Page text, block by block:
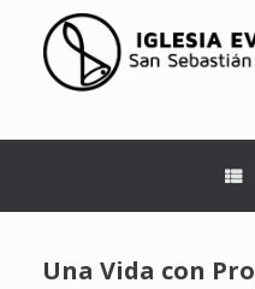
Una Vida con